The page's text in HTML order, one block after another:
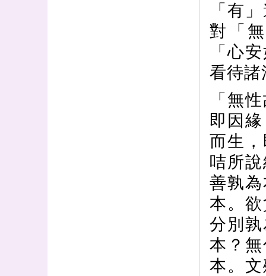
「有
對「
「心
看待諸
「無
即因
而生
咭所
善孰
本。
分別
本？
本。